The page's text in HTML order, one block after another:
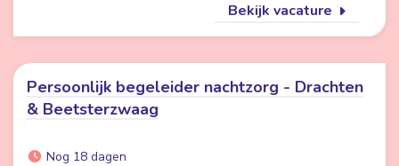
Bekijk vacature
Persoonlijk begeleider nachtzorg - Drachten
& Beetsterzwaag
Nog 18 dagen